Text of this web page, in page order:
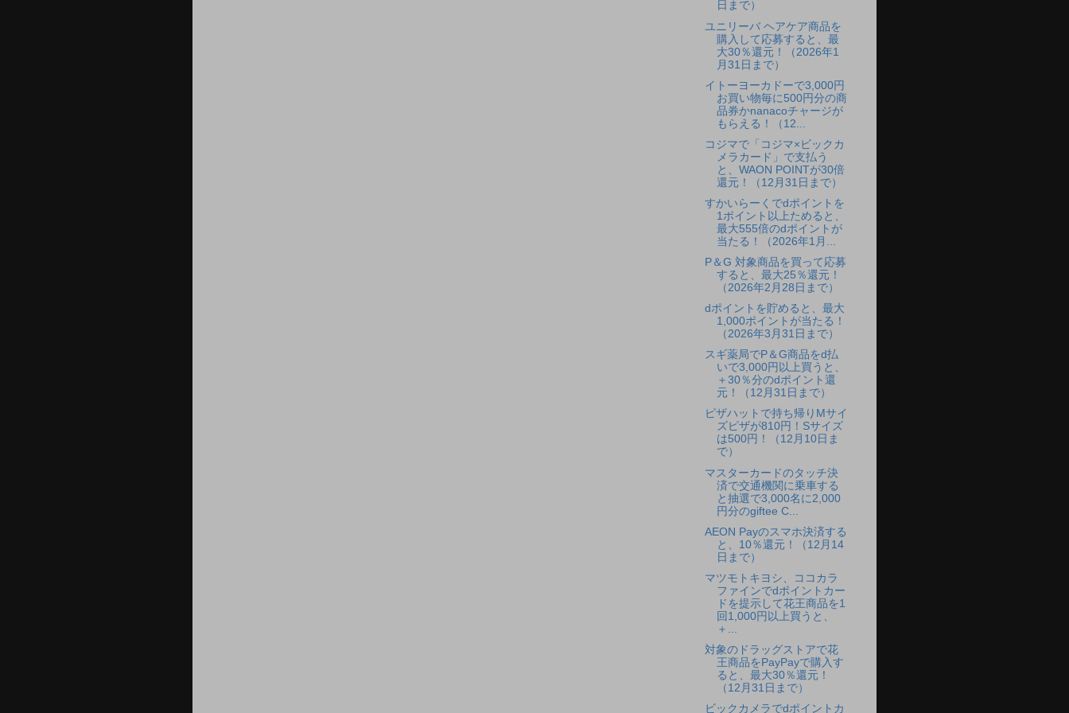
日まで）
ユニリーバ ヘアケア商品を
購入して応募すると、最
大30％還元！（2026年1
月31日まで）
イトーヨーカドーで3,000円
お買い物毎に500円分の商
品券かnanacoチャージが
もらえる！（12...
コジマで「コジマ×ビックカ
メラカード」で支払う
と、WAON POINTが30倍
還元！（12月31日まで）
すかいらーくでdポイントを
1ポイント以上ためると、
最大555倍のdポイントが
当たる！（2026年1月...
P＆G 対象商品を買って応募
すると、最大25％還元！
（2026年2月28日まで）
dポイントを貯めると、最大
1,000ポイントが当たる！
（2026年3月31日まで）
スギ薬局でP＆G商品をd払
いで3,000円以上買うと、
＋30％分のdポイント還
元！（12月31日まで）
ピザハットで持ち帰りMサイ
ズピザが810円！Sサイズ
は500円！（12月10日ま
で）
マスターカードのタッチ決
済で交通機関に乗車する
と抽選で3,000名に2,000
円分のgiftee C...
AEON Payのスマホ決済する
と、10％還元！（12月14
日まで）
マツモトキヨシ、ココカラ
ファインでdポイントカー
ドを提示して花王商品を1
回1,000円以上買うと、
＋...
対象のドラッグストアで花
王商品をPayPayで購入す
ると、最大30％還元！
（12月31日まで）
ビックカメラでdポイントカ